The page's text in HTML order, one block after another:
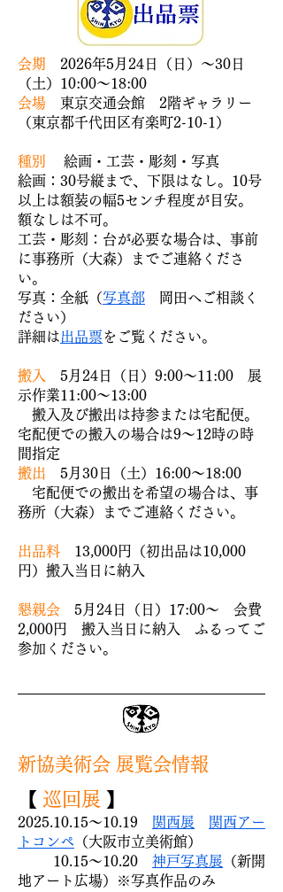
会期
2026年5月24日（日）～30日
（土）10:00～18:00
会場 東京交通会館 2階ギャラリー
（東京都千代田区有楽町2-10-1）
種別
絵画・工芸・彫刻・写真
絵画：30号縦まで、下限はなし。10号
以上は額装の幅5センチ程度が目安。
額なしは不可。
工芸・彫刻：台が必要な場合は、事前
に事務所（大森）までご連絡くださ
い。
写真：全紙（写真部 岡田へご相談く
ださい）
詳細は出品票をご覧ください。
搬入
5月24日（日）9:00～11:00 展
示作業11:00～13:00
搬入及び搬出は持参または宅配便。
宅配便での搬入の場合は9～12時の時
間指定
搬出 5 月30 日（土）16:00～18:00
宅配便での搬出を希望の場合は、事
務所（大森）までご連絡ください。
出品料 13,000円（初出品は10,000
円）搬入当日に納入
懇親会 5月24日（日）17:00～ 会費
2,000円
搬入 当日 に納入 ふるってご
参加ください。
新協美術会 展覧会情報
【 巡回展 】
2025.10.15～10.19 関西展
関西アー
トコンペ （大阪市立美術館）
10.15～10.20 神戸写真展 （新開
地アート広場）※写真作品のみ